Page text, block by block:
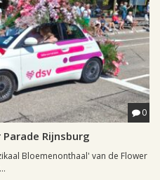
0
Rijnsburg
Bloemenonthaal' van de Flower